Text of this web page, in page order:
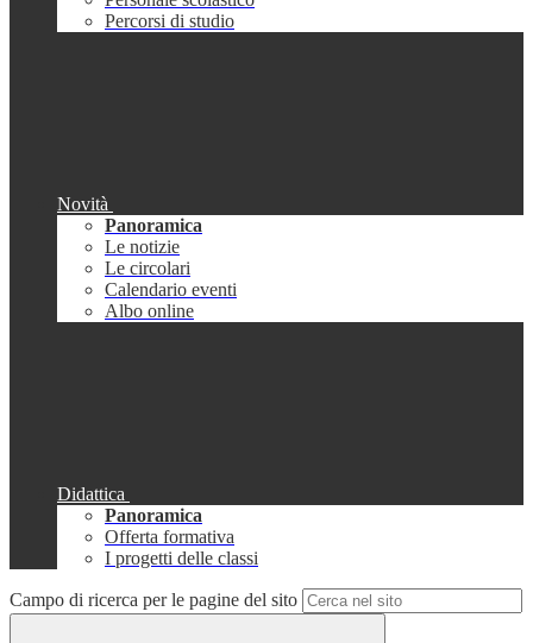
Percorsi di studio
Novità
Panoramica
Le notizie
Le circolari
Calendario eventi
Albo online
Didattica
Panoramica
Offerta formativa
I progetti delle classi
Campo di ricerca per le pagine del sito